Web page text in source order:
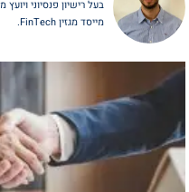
בעל רישיון פנסיוני
מייסד מגזין FinTech.